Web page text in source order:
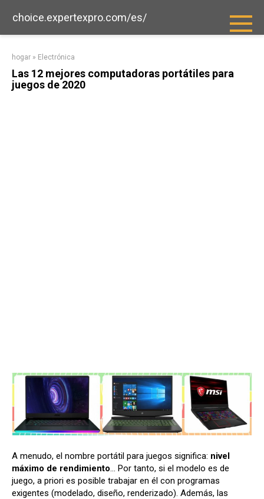
choice.expertexpro.com/es/
hogar » Electrónica
Las 12 mejores computadoras portátiles para
juegos de 2020
A menudo, el nombre portátil para juegos significa: nivel
máximo de rendimiento... Por tanto, si el modelo es de
juego, a priori es posible trabajar en él con programas
exigentes (modelado, diseño, renderizado). Además, las